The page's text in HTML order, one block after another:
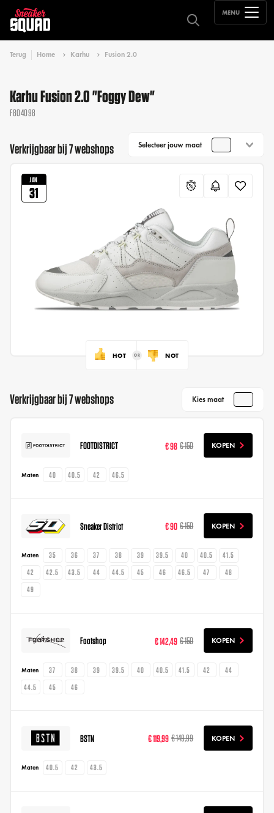
MENU
Terug Home Karhu Fusion 2.0
Karhu Fusion 2.0 "Foggy Dew"
F804098
Verkrijgbaar bij 7 webshops Selecteer jouw maat
JAN
31
HOT NOT
Verkrijgbaar bij 7 webshops Kies maat
FOOTDISTRICT € 98 € 150 KOPEN
Maten 40 40.5 42 46.5
Sneaker District € 90 € 150 KOPEN
Maten 35 36 37 38 39 39.5 40 40.5
41.5
42
42.5 43.5 44 44.5 45 46 46.5 47
48
49
Footshop € 142,49 € 150 KOPEN
Maten 37 38 39 39.5 40 40.5 41.5 42
44
44.5
45 46
BSTN € 119,99 € 149,99 KOPEN
Maten 40.5 42 43.5